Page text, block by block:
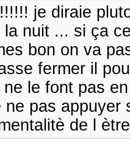
je diraie
nuit ... si ça
bon on va
fermer il
le font pas
ne pas
de l